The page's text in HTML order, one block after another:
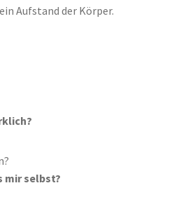
Aufstand der Körper.
mir selbst?